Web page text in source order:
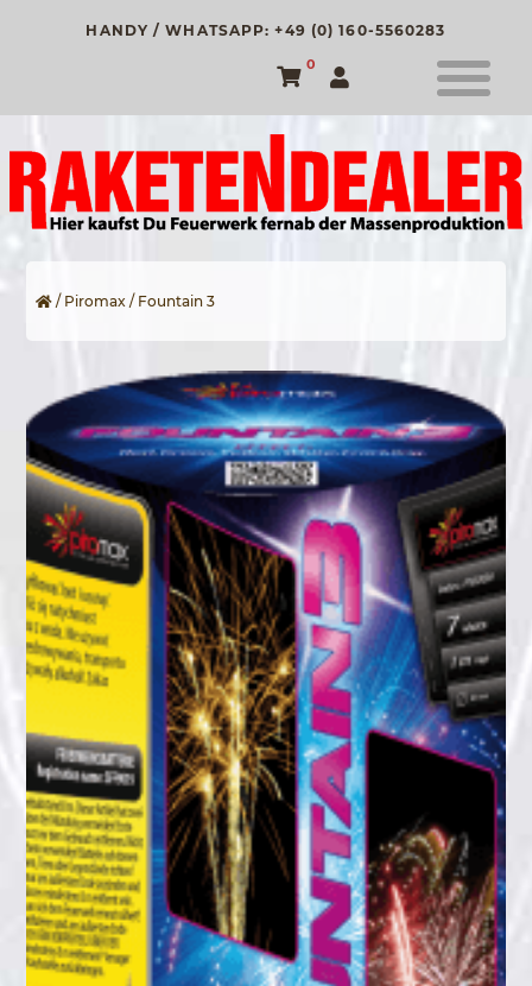
HANDY / WHATSAPP: +49 (0) 160-5560283
0
/ Piromax / Fountain 3